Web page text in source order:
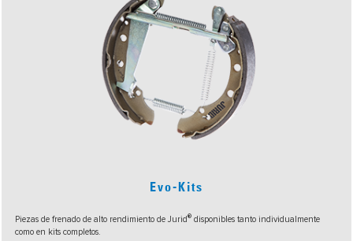
Evo-Kits
Piezas de frenado de alto rendimiento de Jurid® disponibles tanto individualmente
como en kits completos.